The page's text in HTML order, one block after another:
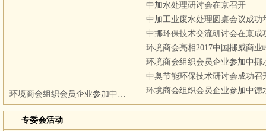
环境商会组织会员企业参加中挪水和固废处理圆桌会
中加水处理研讨会在京召开
中加工业废水处理圆桌会议成功
中挪环保技术交流研讨会在京成
环境商会亮相2017中国挪威商业
环境商会组织会员企业参加中挪
中奥节能环保技术研讨会成功召
环境商会组织会员企业参加中德
专委会活动